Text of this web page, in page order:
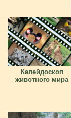
Калейдоскоп
животного мира